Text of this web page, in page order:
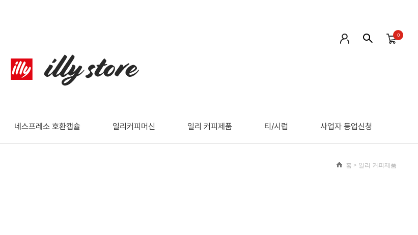
0
네스프레소 호환캡슐 일리커피머신 일리 커피제품 티/시럽 사업자 등업신청
홈 > 일리 커피제품